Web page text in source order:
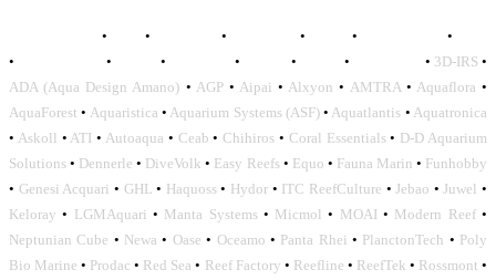
• • • • • •
•
• • • • • • 3D-IRS •
ADA (Aqua Design Amano) • AGP• Aipai • Alxyon • AMTRA• Aquaflora •
AquaForest • Aquaristica • Aquarium Systems (ASF)• Aquatlantis • Aquatronica
• Askoll • ATI • Autoaqua • Ceab • Chihiros • Coral Essentials• D-D Aquarium
Solutions • Dennerle • DiveVolk • Easy Reefs• Equo • Fauna Marin • Funhobby
• Genesi Acquari • GHL • Haquoss• Hydor • ITC ReefCulture •Jebao •Juwel •
Keloray • LGMAquari • Manta Systems• Micmol • MOAI • Modern Reef•
Neptunian Cube • Newa • Oase • Oceamo • Panta Rhei • PlanctonTech • Poly
Bio Marine • Prodac • Red Sea • Reef Factory • Reefline • ReefTek • Rossmont •